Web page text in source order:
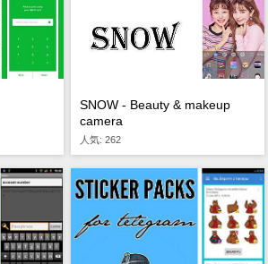
SNOW - Beauty & makeup
camera
人気: 262